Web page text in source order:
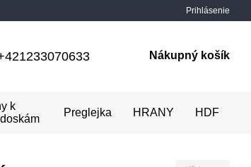
Prihlásenie
Nákupný košík
k
Preglejka HRANY HDF